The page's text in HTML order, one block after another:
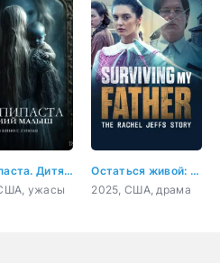
Крипипаста. Дитя тьмы
ужасы
Остаться живой: История Рэйчел Джеффс
2025, США, драма